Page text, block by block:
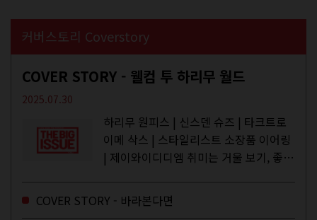
커버스토리 Coverstory
COVER STORY - 웰컴 투 하리무 월드
2025.07.30
하리무 원피스 | 신스덴 슈즈 | 타크트로
이메 삭스 | 스타일리스트 소장품 이어링
| 제이와이디디엠 취미는 거울 보기, 좋아
주와...
COVER STORY - 바라본다면